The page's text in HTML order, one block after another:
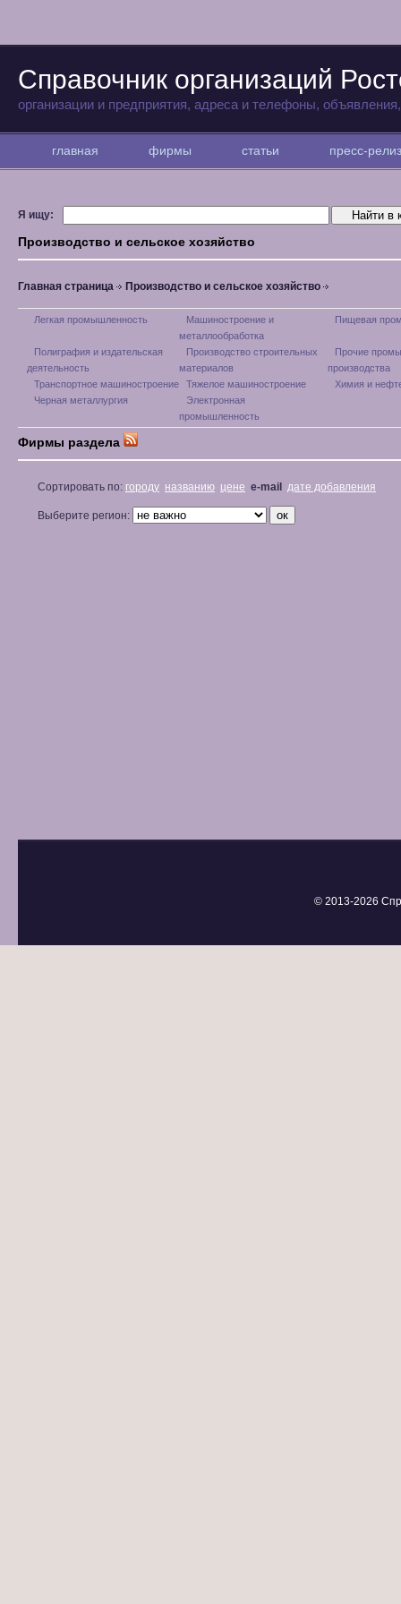
Справочник организаций
организации и предприятия, адреса и телефоны,
главная фирмы статьи пресс-
Я ищу:
Производство и сельское хозяйство
Главная страница Производство и сельское хозяйство
Легкая промышленность
Машиностроение и
металлообработка
Пищевая
Полиграфия и издательская
деятельность
Производство строительных
материалов
Прочие
производства
Транспортное машиностроение
Тяжелое машиностроение
Химия и
Черная металлургия
Электронная
промышленность
Фирмы раздела
Сортировать по: городу названию цене e-mail дате добавления
Выберите регион:
© 2013-2026